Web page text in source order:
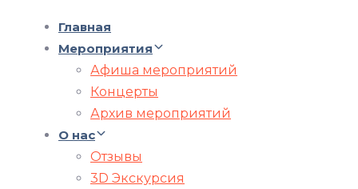
Главная
Мероприятия
Афиша мероприятий
Концерты
Архив мероприятий
О нас
Отзывы
3D Экскурсия